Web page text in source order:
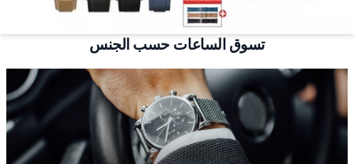
تسوق الساعات حسب الجنس